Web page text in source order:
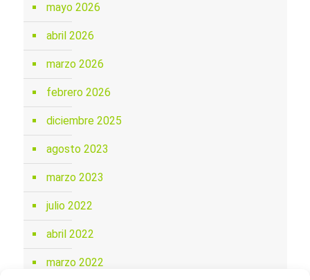
mayo 2026
abril 2026
marzo 2026
febrero 2026
diciembre 2025
agosto 2023
marzo 2023
julio 2022
abril 2022
marzo 2022